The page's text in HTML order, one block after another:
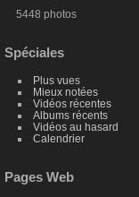
5448 photos
Spéciales
Plus vues
Mieux notées
Vidéos récentes
Albums récents
Vidéos au hasard
Calendrier
Pages Web